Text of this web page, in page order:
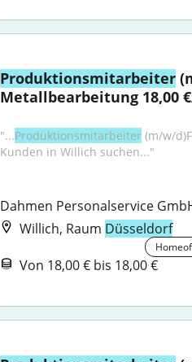
Produktionsmitarbeiter
Metallbearbeitung 18,00
"...Produktionsmitarbeiter (m/w/
Kunden in Willich suchen..."
Dahmen Personalservice
Willich, Raum Düsseldorf
Von 18,00 € bis 18,00 €